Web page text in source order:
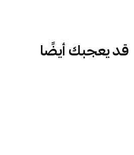
قد يعجبك أيضًا